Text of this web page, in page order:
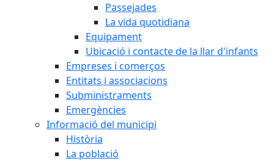
Passejades
La vida quotidiana
Equipament
Ubicació i contacte de la llar d'infants
Empreses i comerços
Entitats i associacions
Subministraments
Emergències
Informació del municipi
Història
La població